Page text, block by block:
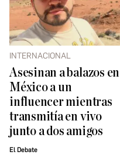
INTERNACIONAL
Asesinan a balazos en
México a un
influencer mientras
transmitía en vivo
junto a dos amigos
El Debate